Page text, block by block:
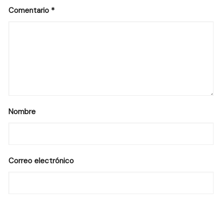
Comentario *
Nombre
Correo electrónico